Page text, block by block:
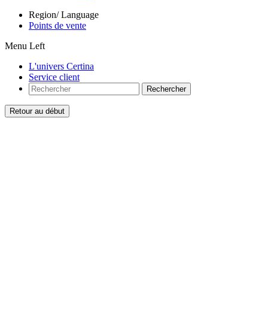
Region/ Language
Points de vente
Menu Left
L'univers Certina
Service client
Rechercher
Retour au début